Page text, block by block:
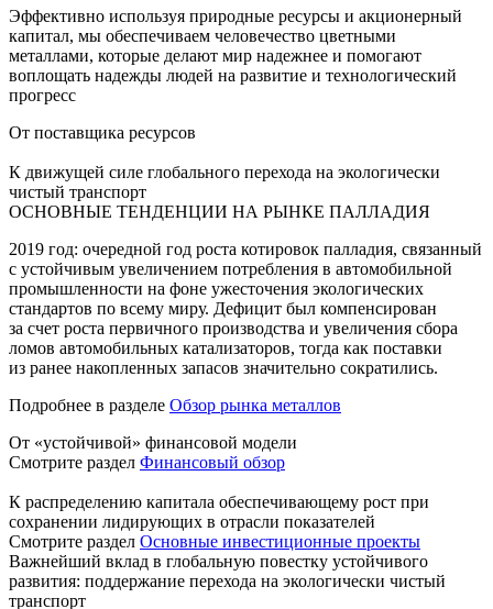
Эффективно используя природные ресурсы и акционерный
капитал, мы обеспечиваем человечество цветными
металлами, которые делают мир надежнее и помогают
воплощать надежды людей на развитие и технологический
прогресс
От поставщика ресурсов
К движущей силе глобального перехода на экологически
чистый транспорт
ОСНОВНЫЕ ТЕНДЕНЦИИ НА РЫНКЕ ПАЛЛАДИЯ
2019 год: очередной год роста котировок палладия, связанный
с устойчивым увеличением потребления в автомобильной
промышленности на фоне ужесточения экологических
стандартов по всему миру. Дефицит был компенсирован
за счет роста первичного производства и увеличения сбора
ломов автомобильных катализаторов, тогда как поставки
из ранее накопленных запасов значительно сократились.
Подробнее в разделе Обзор рынка металлов
От «устойчивой» финансовой модели
Смотрите раздел Финансовый обзор
К распределению капитала обеспечивающему рост при
сохранении лидирующих в отрасли показателей
Смотрите раздел Основные инвестиционные проекты
Важнейший вклад в глобальную повестку устойчивого
развития: поддержание перехода на экологически чистый
транспорт